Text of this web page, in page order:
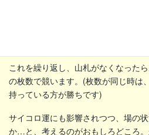
これを繰り返し、山札がなくなった
の枚数で競います。(枚数が同じ時は
持っている方が勝ちです)
サイコロ運にも影響されつつ、場の
か…と、考えるのがおもしろどころ